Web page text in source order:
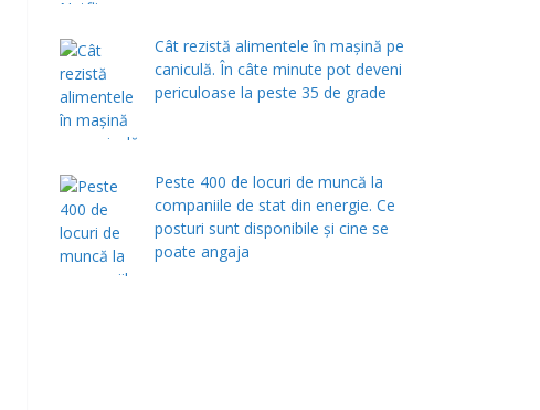
Cât rezistă alimentele în mașină pe
caniculă. În câte minute pot deveni
periculoase la peste 35 de grade
Peste 400 de locuri de muncă la
companiile de stat din energie. Ce
posturi sunt disponibile și cine se
poate angaja